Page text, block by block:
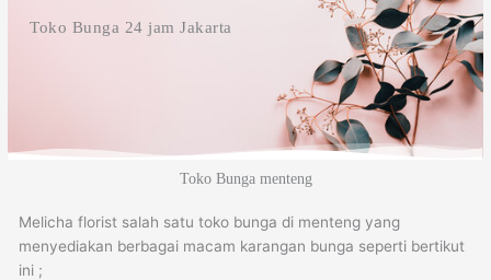
Toko Bunga 24 jam Jakarta
Toko Bunga menteng
Melicha florist salah satu toko bunga di menteng yang
menyediakan berbagai macam karangan bunga seperti bertikut
ini ;